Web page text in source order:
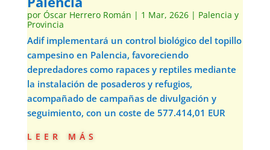
por Óscar Herrero Román | 1 Mar, 2626| Palencia y
Provincia
Adif implementará un control biológico del topillo
campesino en Palencia, favoreciendo
depredadores como rapaces y reptiles mediante
la instalación de posaderos y refugios,
acompañado de campañas de divulgación y
seguimiento, con un coste de 577.414,01 EUR
leer más